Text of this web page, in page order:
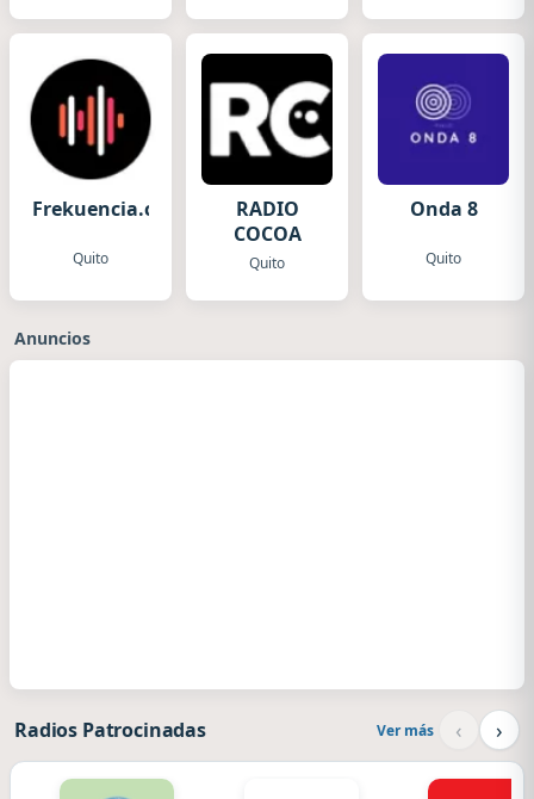
Frekuencia.com
Quito
RADIO
COCOA
Quito
Onda 8
Quito
Anuncios
Radios Patrocinadas Ver más ‹ ›